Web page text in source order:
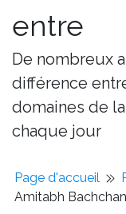
entre
De nombreux
différence
domaines de
chaque jour
Page d'accueil
Amitabh